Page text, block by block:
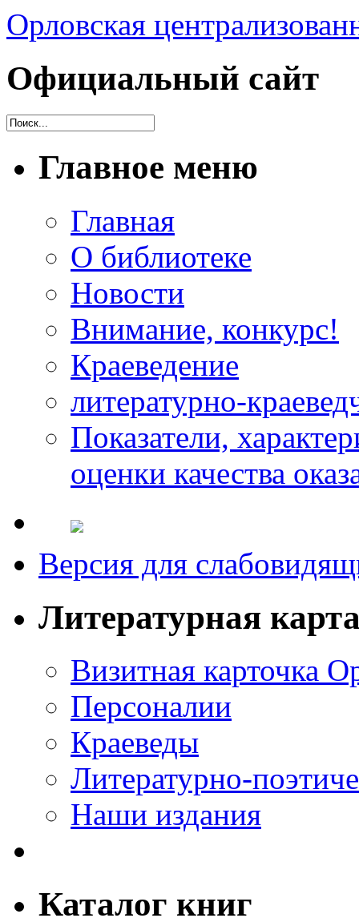
Орловская
Официальный сайт
Главное меню
Главная
О библиотеке
Новости
Внимание, конкурс!
Краеведение
литературно-
Показатели,
оценки качества
Версия для
Литературная
Визитная карточка
Персоналии
Краеведы
Литературно-
Наши издания
Каталог книг